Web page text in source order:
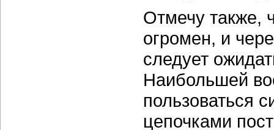
Отмечу также,
огромен, и
следует
Наибольшей
пользоваться
цепочками